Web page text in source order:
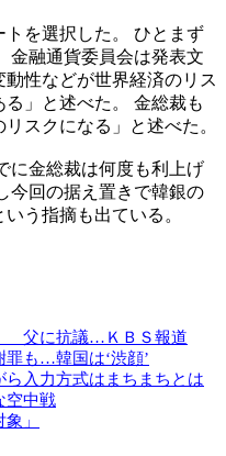
を選択した。 ひとまず
金融通貨委員会は発表文
性などが世界経済のリス
」と述べた。 金総裁も
スクになる」と述べた。
に金総裁は何度も利上げ
今回の据え置きで韓銀の
う指摘も出ている。
父に抗議…ＫＢＳ報道
罪も…韓国は‘渋顔’
ら入力方式はまちまちとは
空中戦
」